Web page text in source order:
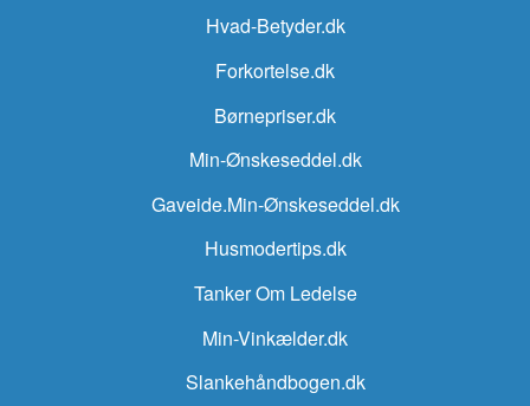
Hvad-Betyder.dk
Forkortelse.dk
Børnepriser.dk
Min-Ønskeseddel.dk
Gaveide.Min-Ønskeseddel.dk
Husmodertips.dk
Tanker Om Ledelse
Min-Vinkælder.dk
Slankehåndbogen.dk